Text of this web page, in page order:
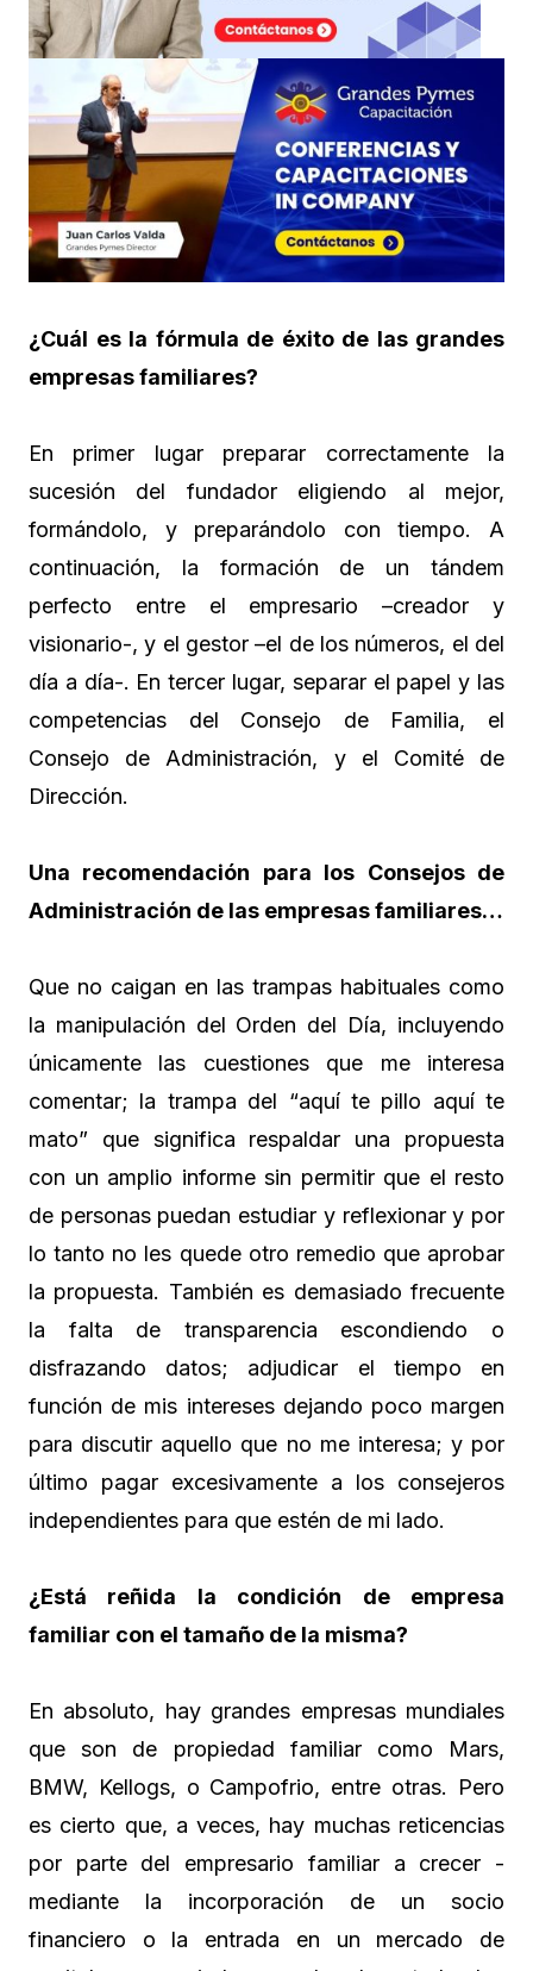
¿Cuál es la fórmula de éxito de las grandes
empresas familiares?
En primer lugar preparar correctamente la
sucesión del fundador eligiendo al mejor,
formándolo, y preparándolo con tiempo. A
continuación, la formación de un tándem
perfecto entre el empresario –creador y
visionario-, y el gestor –el de los números, el del
día a día-. En tercer lugar, separar el papel y las
competencias del Consejo de Familia, el
Consejo de Administración, y el Comité de
Dirección.
Una recomendación para los Consejos de
Administración de las empresas familiares…
Que no caigan en las trampas habituales como
la manipulación del Orden del Día, incluyendo
únicamente las cuestiones que me interesa
comentar; la trampa del “aquí te pillo aquí te
mato” que significa respaldar una propuesta
con un amplio informe sin permitir que el resto
de personas puedan estudiar y reflexionar y por
lo tanto no les quede otro remedio que aprobar
la propuesta. También es demasiado frecuente
la falta de transparencia escondiendo o
disfrazando datos; adjudicar el tiempo en
función de mis intereses dejando poco margen
para discutir aquello que no me interesa; y por
último pagar excesivamente a los consejeros
independientes para que estén de mi lado.
¿Está reñida la condición de empresa
familiar con el tamaño de la misma?
En absoluto, hay grandes empresas mundiales
que son de propiedad familiar como Mars,
BMW, Kellogs, o Campofrio, entre otras. Pero
es cierto que, a veces, hay muchas reticencias
por parte del empresario familiar a crecer -
mediante la incorporación de un socio
financiero o la entrada en un mercado de